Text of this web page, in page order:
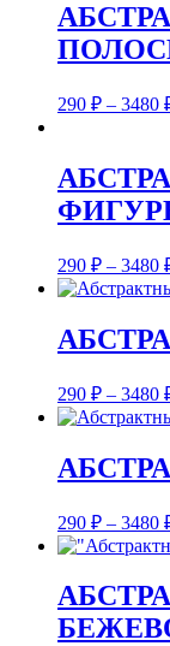
290 ₽ – 3480
290 ₽ – 3480
290 ₽ – 3480
290 ₽ – 3480